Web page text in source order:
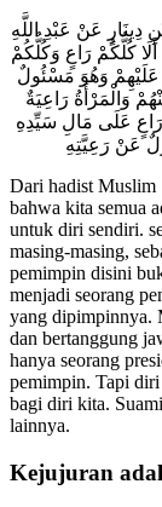
دِينَارٍ عَنْ عَبْدِ اللَّهِ
كُلُّكُمْ رَاعٍ وَكُلُّكُمْ
عَلَيْهِمْ وَهُوَ مَسْئُولٌ
وَالْمَرْأَةُ رَاعِيَةٌ
رَاعٍ عَلَى مَالِ سَيِّدِهِ
عَنْ رَعِيَّتِهِ
Dari hadist Muslim
bahwa kita semua
untuk diri sendiri.
masing-masing,
pemimpin disini
menjadi seorang
yang dipimpinnya.
dan bertanggung
hanya seorang
pemimpin. Tapi
bagi diri kita.
lainnya.
Kejujuran